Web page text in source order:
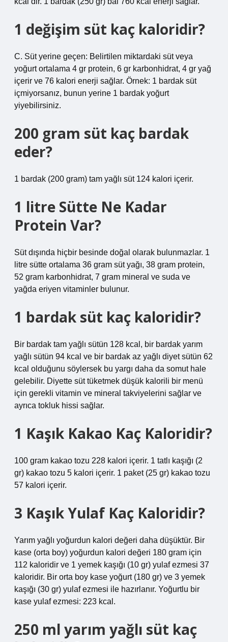
1 değişim süt kaç kaloridir?
C. Süt yerine geçen: Belirtilen miktardaki süt veya
yoğurt ortalama 4 gr protein, 6 gr karbonhidrat, 4 gr yağ
içerir ve 76 kalori enerji sağlar. Örnek: 1 bardak süt
içmiyorsanız, bunun yerine 1 bardak yoğurt
yiyebilirsiniz.
200 gram süt kaç bardak
eder?
1 bardak (200 gram) tam yağlı süt 124 kalori içerir.
1 litre Sütte Ne Kadar
Protein Var?
Süt dışında hiçbir besinde doğal olarak bulunmazlar. 1
litre sütte ortalama 36 gram süt yağı, 38 gram protein,
52 gram karbonhidrat, 7 gram mineral ve suda ve
yağda eriyen vitaminler bulunur.
1 bardak süt kaç kaloridir?
Bir bardak tam yağlı sütün 128 kcal, bir bardak yarım
yağlı sütün 94 kcal ve bir bardak az yağlı diyet sütün 62
kcal olduğunu söylersek bu yargı daha da somut hale
gelebilir. Diyette süt tüketmek düşük kalorili bir menü
için gerekli vitamin ve mineral takviyelerini sağlar ve
ayrıca tokluk hissi sağlar.
1 Kaşık Kakao Kaç Kaloridir?
100 gram kakao tozu 228 kalori içerir. 1 tatlı kaşığı (2
gr) kakao tozu 5 kalori içerir. 1 paket (25 gr) kakao tozu
57 kalori içerir.
3 Kaşık Yulaf Kaç Kaloridir?
Yarım yağlı yoğurdun kalori değeri daha düşüktür. Bir
kase (orta boy) yoğurdun kalori değeri 180 gram için
112 kaloridir ve 1 yemek kaşığı (10 gr) yulaf ezmesi 37
kaloridir. Bir orta boy kase yoğurt (180 gr) ve 3 yemek
kaşığı (30 gr) yulaf ezmesi ile hazırlanır. Yoğurtlu bir
kase yulaf ezmesi: 223 kcal.
250 ml yarım yağlı süt kaç